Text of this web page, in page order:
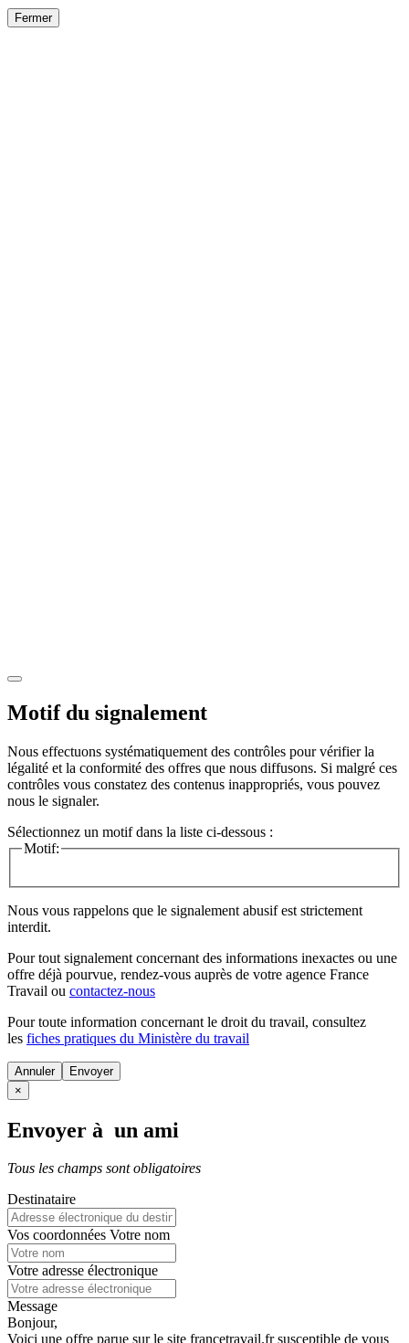
Fermer
Motif du signalement
Nous effectuons systématiquement des contrôles pour vérifier la
légalité et la conformité des offres que nous diffusons. Si malgré ces
contrôles vous constatez des contenus inappropriés, vous pouvez
nous le signaler.
Sélectionnez un motif dans la liste ci-dessous :
Motif:
Nous vous rappelons que le signalement abusif est strictement
interdit.
Pour tout signalement concernant des informations inexactes ou une
offre déjà pourvue, rendez-vous auprès de votre agence France
Travail ou contactez-nous
Pour toute information concernant le droit du travail, consultez
les fiches pratiques du Ministère du travail
Annuler
×
Envoyer à un ami
Tous les champs sont obligatoires
Destinataire
Vos coordonnées Votre nom
Votre adresse électronique
Message
Bonjour,
Voici une offre parue sur le site francetravail.fr susceptible de vous